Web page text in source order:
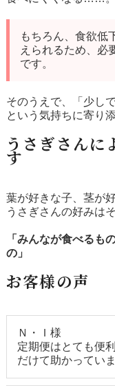
もちろん、食欲低
えられるため、必
です。
そのうえで、
「少し
という気持ちに寄り
うさぎさんに
す
葉が好きな子、茎が
うさぎさんの好みは
「みんなが食べるも
の」
お客様の声
Ｎ・Ｉ様
定期便はとても便
だけて助かっていま